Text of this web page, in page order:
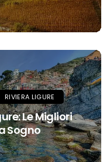
RIVIERA LIGURE
Le Migliori
Sogno